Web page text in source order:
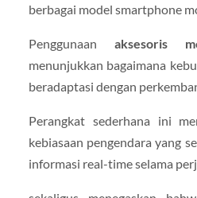
berbagai model smartphone
Penggunaan aksesoris
menunjukkan bagaimana
beradaptasi dengan
Perangkat sederhana ini
kebiasaan pengendara yang
informasi real-time selama